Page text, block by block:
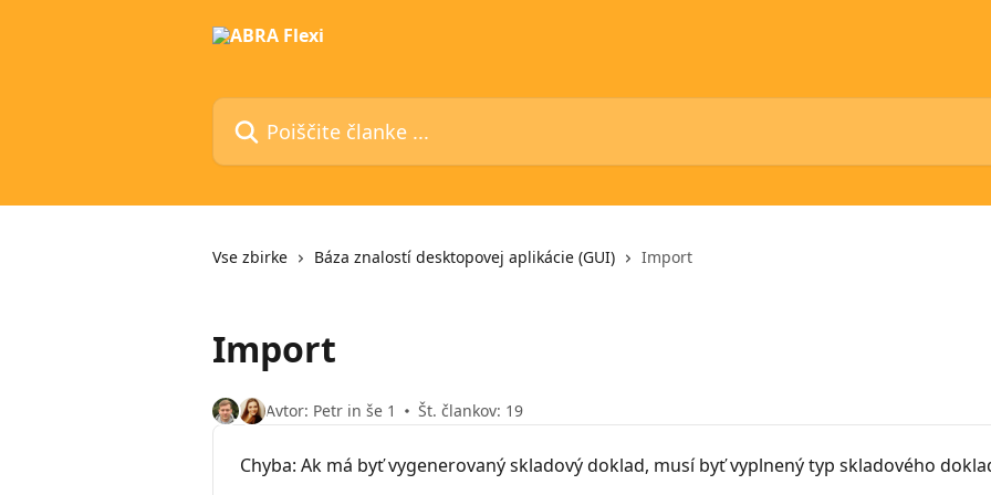
Poiščite članke ...
Vse zbirke Báza znalostí desktopovej aplikácie (GUI) Import
Import
Avtor: Petr in še 1 Št. člankov: 19
Chyba: Ak má byť vygenerovaný skladový doklad, musí byť vyplnený typ skladového